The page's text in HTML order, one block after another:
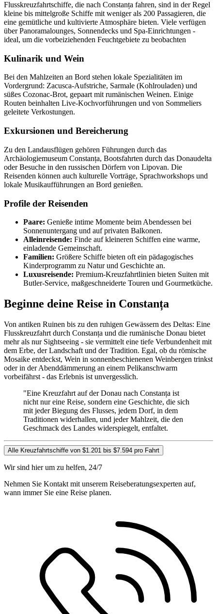
Flusskreuzfahrtschiffe, die nach Constanța fahren, sind in der Regel
kleine bis mittelgroße Schiffe mit weniger als 200 Passagieren, die
eine gemütliche und kultivierte Atmosphäre bieten. Viele verfügen
über Panoramalounges, Sonnendecks und Spa-Einrichtungen -
ideal, um die vorbeiziehenden Feuchtgebiete zu beobachten
Kulinarik und Wein
Bei den Mahlzeiten an Bord stehen lokale Spezialitäten im
Vordergrund: Zacusca-Aufstriche, Sarmale (Kohlrouladen) und
süßes Cozonac-Brot, gepaart mit rumänischen Weinen. Einige
Routen beinhalten Live-Kochvorführungen und von Sommeliers
geleitete Verkostungen.
Exkursionen und Bereicherung
Zu den Landausflügen gehören Führungen durch das
Archäologiemuseum Constanța, Bootsfahrten durch das Donaudelta
oder Besuche in den russischen Dörfern von Lipovan. Die
Reisenden können auch kulturelle Vorträge, Sprachworkshops und
lokale Musikaufführungen an Bord genießen.
Profile der Reisenden
Paare: Genieße intime Momente beim Abendessen bei
Sonnenuntergang und auf privaten Balkonen.
Alleinreisende: Finde auf kleineren Schiffen eine warme,
einladende Gemeinschaft.
Familien: Größere Schiffe bieten oft ein pädagogisches
Kinderprogramm zu Natur und Geschichte an.
Luxusreisende: Premium-Kreuzfahrtlinien bieten Suiten mit
Butler-Service, maßgeschneiderte Touren und Gourmetküche.
Beginne deine Reise in Constanța
Von antiken Ruinen bis zu den ruhigen Gewässern des Deltas: Eine
Flusskreuzfahrt durch Constanța und die rumänische Donau bietet
mehr als nur Sightseeing - sie vermittelt eine tiefe Verbundenheit mit
dem Erbe, der Landschaft und der Tradition. Egal, ob du römische
Mosaike entdeckst, Wein in sonnenbeschienenen Weinbergen trinkst
oder in der Abenddämmerung an einem Pelikanschwarm
vorbeifährst - das Erlebnis ist unvergesslich.
"Eine Kreuzfahrt auf der Donau nach Constanța ist
nicht nur eine Reise, sondern eine Geschichte, die sich
mit jeder Biegung des Flusses, jedem Dorf, in dem
Traditionen widerhallen, und jeder Mahlzeit, die den
Geschmack des Landes widerspiegelt, entfaltet.
Alle Kreuzfahrtschiffe von $1.201 bis $7.594 pro Fahrt
Wir sind hier um zu helfen, 24/7
Nehmen Sie Kontakt mit unserem Reiseberatungsexperten auf,
wann immer Sie eine Reise planen.